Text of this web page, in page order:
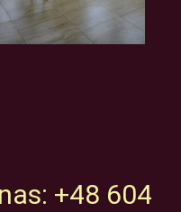
+48 604